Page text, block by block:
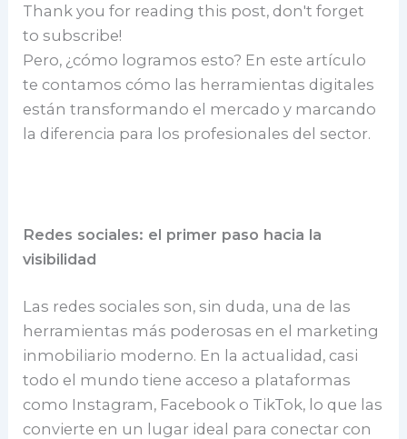
Thank you for reading this post, don't forget
to subscribe!
Pero, ¿cómo logramos esto? En este artículo
te contamos cómo las herramientas digitales
están transformando el mercado y marcando
la diferencia para los profesionales del sector.
Redes sociales: el primer paso hacia la
visibilidad
Las redes sociales son, sin duda, una de las
herramientas más poderosas en el marketing
inmobiliario moderno. En la actualidad, casi
todo el mundo tiene acceso a plataformas
como Instagram, Facebook o TikTok, lo que las
convierte en un lugar ideal para conectar con